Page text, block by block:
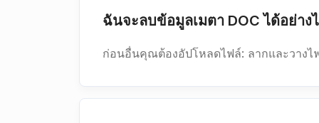
ฉันจะลบข้อมูลเมตา DOC ได้อย่าง
ก่อนอื่นคุณต้องอัปโหลดไฟล์: ลากและวาง